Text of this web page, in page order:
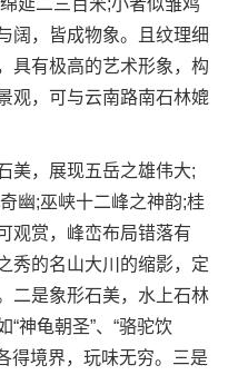
延二三百米;小者似雏鸡
阔，皆成物象。且纹理细
具有极高的艺术形象，构
观，可与云南路南石林媲
，展现五岳之雄伟大;
幽;巫峡十二峰之神韵;桂
观赏，峰峦布局错落有
秀的名山大川的缩影，定
二是象形石美，水上石林
神龟朝圣”、“骆驼饮
得境界，玩味无穷。三是